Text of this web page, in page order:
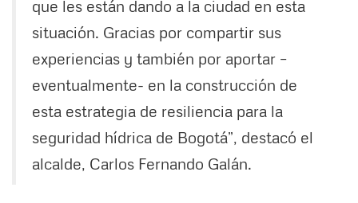
que les están dando a la ciudad en esta
situación. Gracias por compartir sus
experiencias y también por aportar –
eventualmente- en la construcción de
esta estrategia de resiliencia para la
seguridad hídrica de Bogotá”, destacó el
alcalde, Carlos Fernando Galán.